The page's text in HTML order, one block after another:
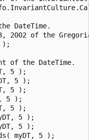
DateTime.
2002 of the
of the DateTime.
5 );
5 );
5 );
5 );
5 );
5 );
5 );
myDT, 5 );